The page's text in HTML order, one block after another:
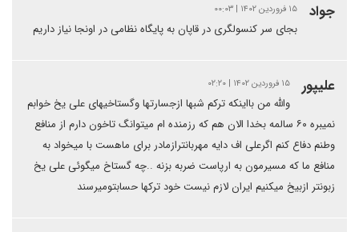
جواد ۱۵ فروردین ۱۴۰۲ | ۰۰:۰۳
بجای سر کنسولگری در قاپان به پایگاه نظامی در اونجا نیاز داریم
علیپور ۱۵ فروردین ۱۴۰۲ | ۰۲:۲۰
والله من بااینکه ترکم شبها ازجسارتها وگستاخیهای علی یخ خوابم
نمیبره ۶۰ سالمه بخدا الان هم که رزمنده ام میتوانگ تاخون دارم از منافع
وطنم دفاع کنم اگرعلی اف دایه مهربانترازمادر برای ماهست با میخواد به
منافع ما که مسیرمون به ارپاست ضربه بزنه ..چه گستاخ میگوئی علی یخ
زبونتر ازبیخ میکنیم ایران لازم نیست خود ترکها حسابتومیرسند